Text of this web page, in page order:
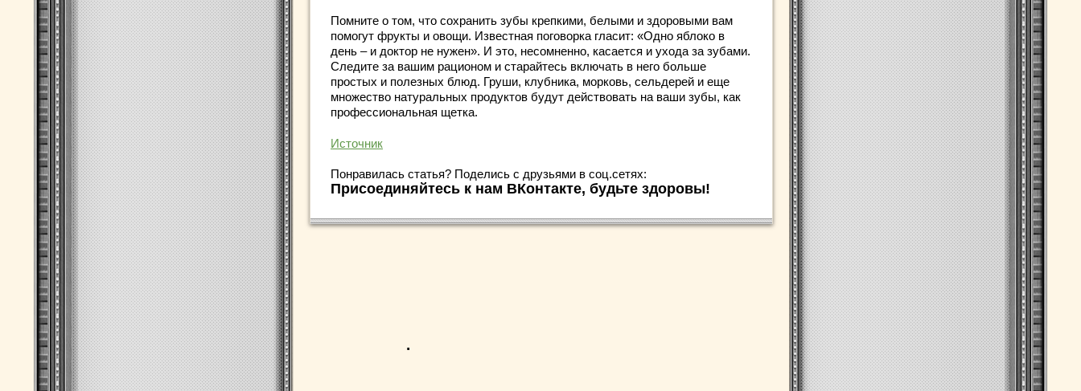
Помните о том, что сохранить зубы крепкими, белыми и здоровыми вам
помогут фрукты и овощи. Известная поговорка гласит: «Одно яблоко в
день – и доктор не нужен». И это, несомненно, касается и ухода за зубами.
Следите за вашим рационом и старайтесь включать в него больше
простых и полезных блюд. Груши, клубника, морковь, сельдерей и еще
множество натуральных продуктов будут действовать на ваши зубы, как
профессиональная щетка.
Источник
Понравилась статья? Поделись с друзьями в соц.сетях:
Присоединяйтесь к нам ВКонтакте, будьте здоровы!
.